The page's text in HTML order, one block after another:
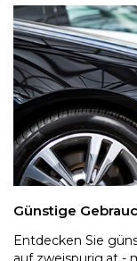
Günstige
Entdecken Sie